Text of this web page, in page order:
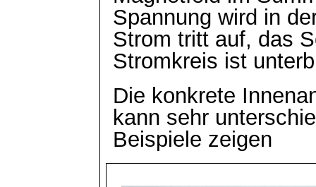
Spannung wird in
Strom tritt auf, das
Stromkreis ist
Die konkrete
kann sehr
Beispiele zeigen